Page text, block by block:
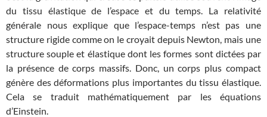
du tissu élastique de l’espace et du temps. La relativité
générale nous explique que l’espace-temps n’est pas une
structure rigide comme on le croyait depuis Newton, mais une
structure souple et élastique dont les formes sont dictées par
la présence de corps massifs. Donc, un corps plus compact
génère des déformations plus importantes du tissu élastique.
Cela se traduit mathématiquement par les équations
d’Einstein.